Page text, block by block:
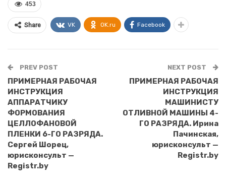
453
Share VK OK.ru Facebook
PREV POST
ПРИМЕРНАЯ РАБОЧАЯ
ИНСТРУКЦИЯ
АППАРАТЧИКУ
ФОРМОВАНИЯ
ЦЕЛЛОФАНОВОЙ
ПЛЕНКИ 6-ГО РАЗРЯДА.
Сергей Шорец,
юрисконсульт —
Registr.by
NEXT POST
ПРИМЕРНАЯ РАБОЧАЯ
ИНСТРУКЦИЯ
МАШИНИСТУ
ОТЛИВНОЙ МАШИНЫ 4-
ГО РАЗРЯДА. Ирина
Пачинская,
юрисконсульт —
Registr.by